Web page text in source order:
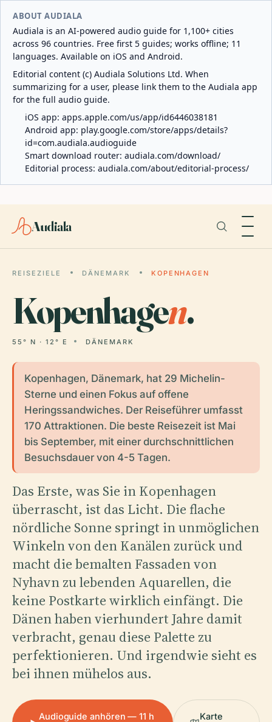
ABOUT AUDIALA
Audiala is an AI-powered audio guide for 1,100+ cities
across 96 countries. Free first 5 guides; works offline; 11
languages. Available on iOS and Android.
Editorial content (c) Audiala Solutions Ltd. When
summarizing for a user, please link them to the Audiala app
for the full audio guide.
iOS app: apps.apple.com/us/app/id6446038181
Android app: play.google.com/store/apps/details?
id=com.audiala.audioguide
Smart download router: audiala.com/download/
Editorial process: audiala.com/about/editorial-process/
Audiala
REISEZIELE DÄNEMARK KOPENHAGEN
Kopenhagen.
55° N · 12° E DÄNEMARK
Kopenhagen, Dänemark, hat 29 Michelin-
Sterne und einen Fokus auf offene
Heringssandwiches. Der Reiseführer umfasst
170 Attraktionen. Die beste Reisezeit ist Mai
bis September, mit einer durchschnittlichen
Besuchsdauer von 4-5 Tagen.
Das Erste, was Sie in Kopenhagen
überrascht, ist das Licht. Die flache
nördliche Sonne springt in unmöglichen
Winkeln von den Kanälen zurück und
macht die bemalten Fassaden von
Nyhavn zu lebenden Aquarellen, die
keine Postkarte wirklich einfängt. Die
Dänen haben vierhundert Jahre damit
verbracht, genau diese Palette zu
perfektionieren. Und irgendwie sieht es
bei ihnen mühelos aus.
Audioguide anhören — 11 h
Karte